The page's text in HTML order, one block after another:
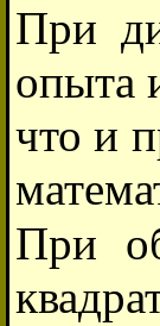
При
опыта
что и
При